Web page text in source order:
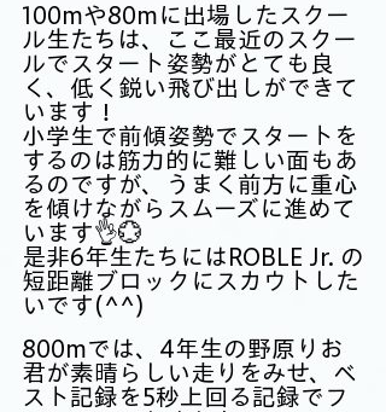
100mや80mに出場したスクー
ル生たちは、ここ最近のスクー
ルでスタート姿勢がとても良
く、低く鋭い飛び出しができて
います！
小学生で前傾姿勢でスタートを
するのは筋力的に難しい面もあ
るのですが、うまく前方に重心
を傾けながらスムーズに進めて
います👌💮
是非6年生たちにはROBLE Jr. の
短距離ブロックにスカウトした
いです(^^)
800mでは、4年生の野原りお
君が素晴らしい走りをみせ、ベ
スト記録を5秒上回る記録でフ